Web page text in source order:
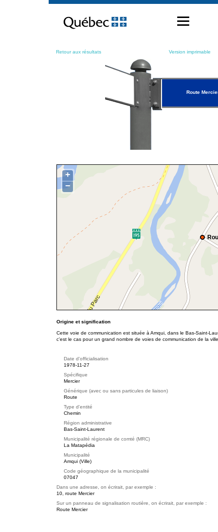
contenu
Retour aux résultats Version imprimable
Route
+
−
Origine et signification
Cette voie de communication est située à Amqui, dans le Bas-Saint-
c'est le cas pour un grand nombre de voies de communication de la
Date d'officialisation
1978-11-27
Spécifique
Mercier
Générique (avec ou sans particules de liaison)
Route
Type d'entité
Chemin
Région administrative
Bas-Saint-Laurent
Municipalité régionale de comté (MRC)
La Matapédia
Municipalité
Amqui (Ville)
Code géographique de la municipalité
07047
Dans une adresse, on écrirait, par exemple :
10, route Mercier
Sur un panneau de signalisation routière, on écrirait, par exemple :
Route Mercier